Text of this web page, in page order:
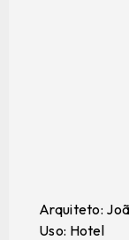
Arquiteto:
Uso: Hotel